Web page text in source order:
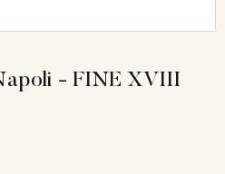
- FINE XVIII